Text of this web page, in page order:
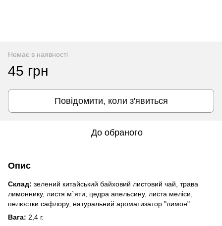
Немає в наявності
45 грн
Повідомити, коли з'явиться
До обраного
Опис
Склад: зелений китайський байховий листовий чай, трава
лимоннику, листя м`яти, цедра апельсину, листа меліси,
пелюстки сафлору, натуральний ароматизатор "лимон"
Вага: 2,4 г.